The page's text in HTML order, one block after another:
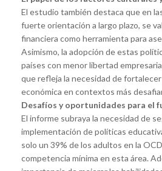
El estudio también destaca que en
fuerte orientación a largo plazo, se
financiera como herramienta para
Asimismo, la adopción de estas
países con menor libertad
que refleja la necesidad de
económica en contextos más
Desafíos y oportunidades para el
El informe subraya la necesidad de
implementación de políticas
solo un 39% de los adultos en la
competencia mínima en esta área.